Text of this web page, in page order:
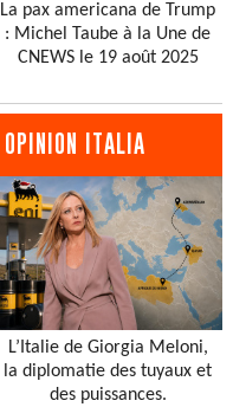
La pax americana de Trump
: Michel Taube à la Une de
CNEWS le 19 août 2025
OPINION ITALIA
L’Italie de Giorgia Meloni,
la diplomatie des tuyaux et
des puissances.